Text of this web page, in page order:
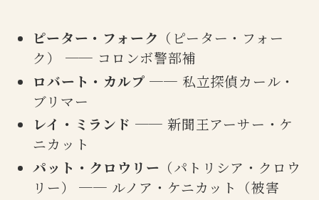
ピーター・フォーク （ピーター・フォー
ク） ── コロンボ警部補
ロバート・カルプ ── 私立探偵カール・
ブリマー
レイ・ミランド ── 新聞王アーサー・ケ
ニカット
パット・クロウリー （パトリシア・クロウ
リー） ── ルノア・ケニカット（被害